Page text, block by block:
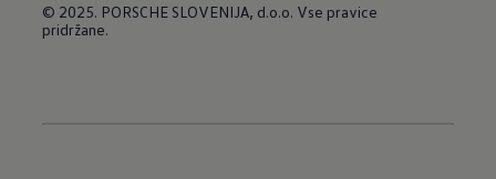
© 2025. PORSCHE SLOVENIJA, d.o.o. Vse pravice
pridržane.